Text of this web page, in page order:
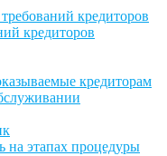
кредиторов
кредиторов
кредиторам
на этапах процедуры